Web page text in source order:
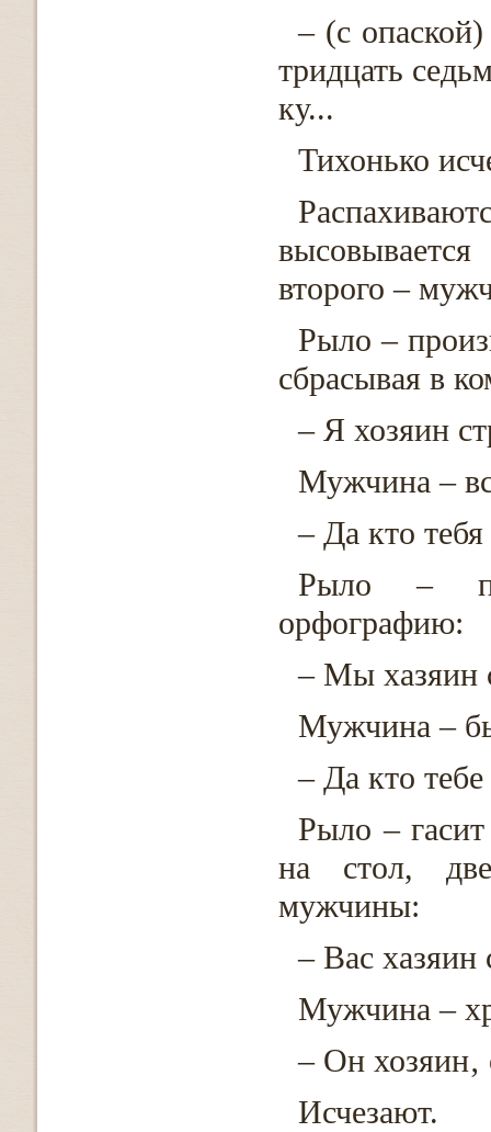
– (с
тридцать
ку...
Тихонько
второго –
Рыло –
сбрасывая в
– Я хозяин
Мужчина –
– Да кто
Рыло –
орфографию:
– Мы хазяин
Мужчина –
– Да кто
Рыло –
на стол,
мужчины:
– Вас хазяин
Мужчина –
– Он
Исчезают.